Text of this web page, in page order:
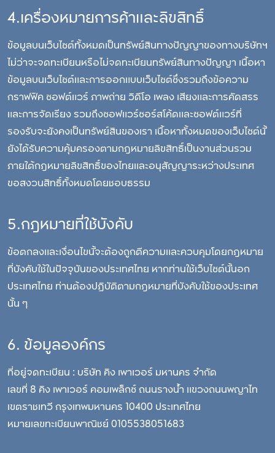
4.เครื่องหมายการค้าและลิขสิทธิ์
ข้อมูลบนเว็บไซต์ทั้งหมดเป็นทรัพย์สินทางปัญญาของทางบริษัทฯ
ไม่ว่าจะจดทะเบียนหรือไม่จดทะเบียนทรัพย์สินทางปัญญา เนื้อหา
ข้อมูลบนเว็บไซต์และการออกแบบเว็บไซต์ซึ่งรวมถึงข้อความ
กราฟฟิค ซอฟต์แวร์ ภาพถ่าย วิดีโอ เพลง เสียงและการคัดสรร
และการจัดเรียง รวมถึงซอฟแวร์ซอร์สโค้ดและซอฟต์แวร์ที่
รองรับจะยังคงเป็นทรัพย์สินของเรา เนื้อหาทั้งหมดของเว็บไซต์นี้
ยังได้รับความคุ้มครองตามกฎหมายลิขสิทธิ์เป็นงานส่วนรวม
ภายใต้กฎหมายลิขสิทธิ์ของไทยและอนุสัญญาระหว่างประเทศ
ขอสงวนสิทธิ์ทั้งหมดโดยชอบธรรม
5.กฎหมายที่ใช้บังคับ
ข้อตกลงและเงื่อนไขนี้จะต้องถูกตีความและควบคุมโดยกฎหมาย
ที่บังคับใช้ในปัจจุบันของประเทศไทย หากท่านใช้เว็บไซต์นี้นอก
ประเทศไทย ท่านต้องปฏิบัติตามกฎหมายที่บังคับใช้ของประเทศ
นั้น ๆ
6. ข้อมูลองค์กร
ที่อยู่จดทะเบียน : บริษัท คิง เพาเวอร์ มหานคร จำกัด
เลขที่ 8 คิง เพาเวอร์ คอมเพล็กซ์ ถนนรางน้ำ แขวงถนนพญาไท
เขตราชเทวี กรุงเทพมหานคร 10400 ประเทศไทย
หมายเลขทะเบียนพาณิชย์ 0105538051683